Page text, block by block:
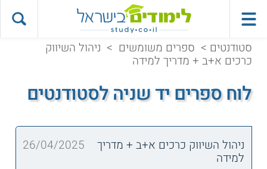
סטודנטים > ספרים משומשים > ניהול השיווק
כרכים א+ב + מדריך למידה
לוח ספרים יד שניה לסטודנטים
ניהול השיווק כרכים א+ב + מדריך
למידה
26/04/2025